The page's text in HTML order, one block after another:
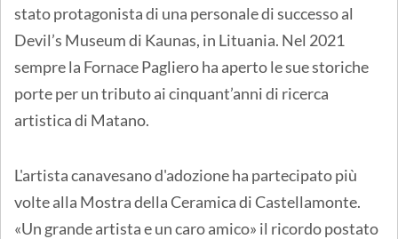
stato protagonista di una personale di successo al
Devil’s Museum di Kaunas, in Lituania. Nel 2021
sempre la Fornace Pagliero ha aperto le sue storiche
porte per un tributo ai cinquant’anni di ricerca
artistica di Matano.
L'artista canavesano d'adozione ha partecipato più
volte alla Mostra della Ceramica di Castellamonte.
«Un grande artista e un caro amico» il ricordo postato